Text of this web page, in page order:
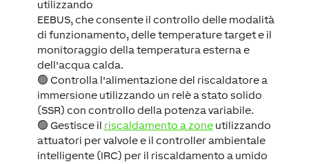
utilizzando
EEBUS, che consente il controllo delle modalità
di funzionamento, delle temperature target e il
monitoraggio della temperatura esterna e
dell'acqua calda.
🟢 Controlla l'alimentazione del riscaldatore a
immersione utilizzando un relè a stato solido
(SSR) con controllo della potenza variabile.
🟢 Gestisce il riscaldamento a zoneutilizzando
attuatori per valvole e il controller ambientale
intelligente (IRC) per il riscaldamento a umido